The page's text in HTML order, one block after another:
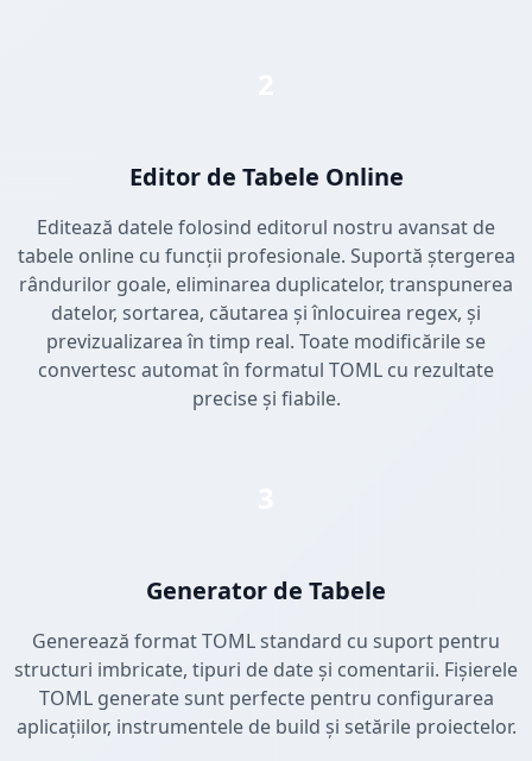
Editor de Tabele Online
Editează datele folosind editorul nostru avansat de
tabele online cu funcții profesionale. Suportă ștergerea
rândurilor goale, eliminarea duplicatelor, transpunerea
datelor, sortarea, căutarea și înlocuirea regex, și
previzualizarea în timp real. Toate modificările se
convertesc automat în formatul TOML cu rezultate
precise și fiabile.
Generator de Tabele
Generează format TOML standard cu suport pentru
structuri imbricate, tipuri de date și comentarii. Fișierele
TOML generate sunt perfecte pentru configurarea
aplicațiilor, instrumentele de build și setările proiectelor.